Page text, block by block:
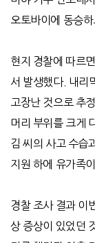
오토바이에 동승
현지 경찰에 따르
서 발생했다. 내리
고장난 것으로 추
머리 부위를 크게
김 씨의 사고 수습
지원 하에 유가족
경찰 조사 결과 이
상 증상이 있었던